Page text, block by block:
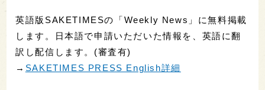
英語版SAKETIMESの「Weekly News」に無料掲載
します。日本語で申請いただいた情報を、英語に翻
訳し配信します。(審査有)
→ SAKETIMES PRESS English詳細